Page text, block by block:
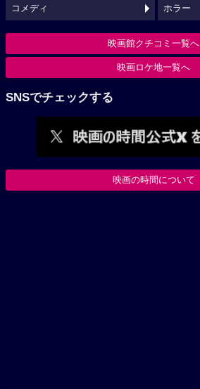
コメディ ホラー
映画館クチコミ一覧へ
映画ロケ地一覧へ
SNSでチェックする
映画の時間について